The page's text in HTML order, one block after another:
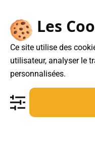
61 RUE
Du lundi au
Les
Ce site utilise des
utilisateur, analyser le
personnalisées.